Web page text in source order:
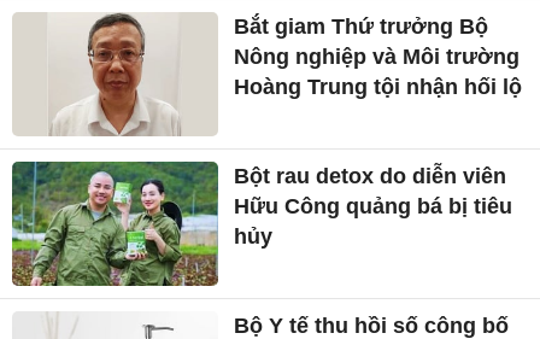
Bắt giam Thứ trưởng Bộ
Nông nghiệp và Môi trường
Hoàng Trung tội nhận hối lộ
Bột rau detox do diễn viên
Hữu Công quảng bá bị tiêu
hủy
Bộ Y tế thu hồi số công bố